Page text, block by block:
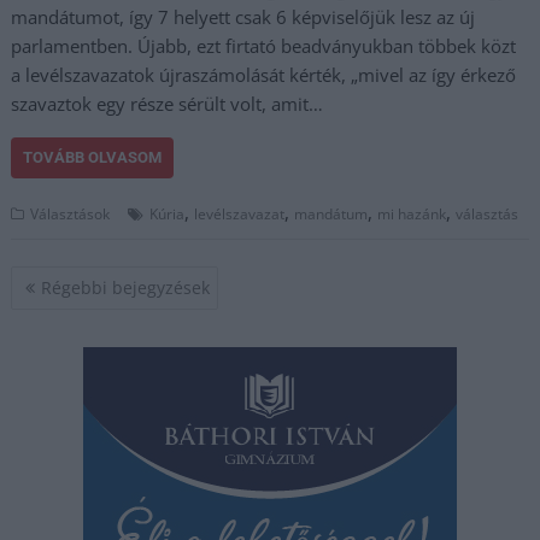
mandátumot, így 7 helyett csak 6 képviselőjük lesz az új
parlamentben. Újabb, ezt firtató beadványukban többek közt
a levélszavazatok újraszámolását kérték, „mivel az így érkező
szavaztok egy része sérült volt, amit…
TOVÁBB OLVASOM
Választások Kúria, levélszavazat, mandátum, mi hazánk,választás
Bejegyzés
Régebbi bejegyzések